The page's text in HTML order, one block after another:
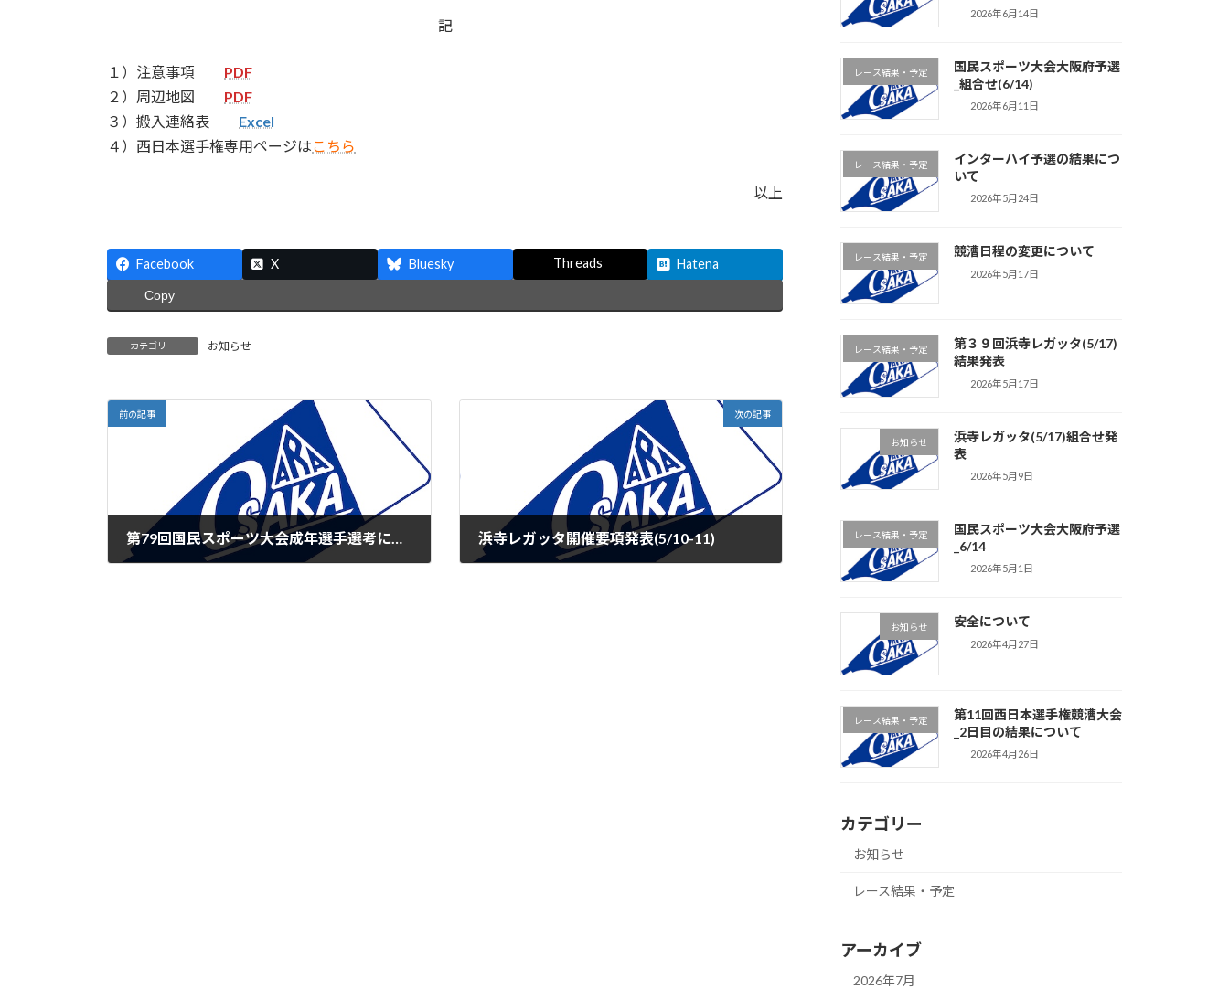
記
１）注意事項 PDF
２）周辺地図 PDF
３）搬入連絡表 Excel
４）西日本選手権専用ページはこちら
以上
Facebook X Bluesky Threads Hatena
Copy
カテゴリー お知らせ
前の記事
第79回国民スポーツ大会成年選手選考について
次の記事
浜寺レガッタ開催要項発表(5/10-11)
2026年6月14日
レース結果・予定
国民スポーツ大会大阪府予選
_組合せ(6/14)
2026年6月11日
レース結果・予定
インターハイ予選の結果につ
いて
2026年5月24日
レース結果・予定 競漕日程の変更について
2026年5月17日
レース結果・予定
第３９回浜寺レガッタ(5/17)
結果発表
2026年5月17日
お知らせ
浜寺レガッタ(5/17)組合せ発
表
2026年5月9日
レース結果・予定
国民スポーツ大会大阪府予選
_6/14
2026年5月1日
お知らせ 安全について
2026年4月27日
レース結果・予定
第11回西日本選手権競漕大会
_2日目の結果について
2026年4月26日
カテゴリー
お知らせ
レース結果・予定
アーカイブ
2026年7月